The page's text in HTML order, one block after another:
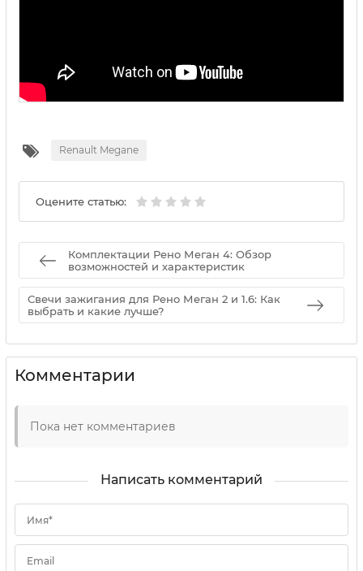
Renault Megane
Оцените статью:
Комплектации Рено Меган 4: Обзор
возможностей и характеристик
Свечи зажигания для Рено Меган 2 и 1.6: Как
выбрать и какие лучше?
Комментарии
Пока нет комментариев
Написать комментарий
Имя*
Email